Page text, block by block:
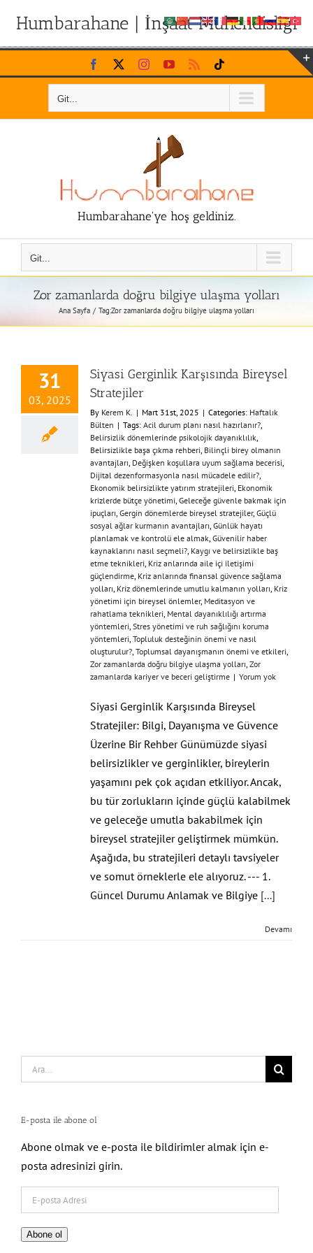
Humbarahane | İnşaat Mühendisliği
Skip
to
Facebook InstagramYouTubeRss
Git...
Humbarahane'ye hoş geldiniz.
Git...
Zor zamanlarda doğru bilgiye ulaşma yolları
Ana Sayfa Tag:Zor zamanlarda doğru bilgiye ulaşma yolları
31
03, 2025
Siyasi Gerginlik Karşısında Bireysel
Stratejiler
By Kerem K. | Mart 31st, 2025 | Categories: Haftalık
Bülten | Tags: Acil durum planı nasıl hazırlanır?,
Belirsizlik dönemlerinde psikolojik dayanıklılık,
Belirsizlikle başa çıkma rehberi, Bilinçli birey olmanın
avantajları, Değişken koşullara uyum sağlama becerisi,
Dijital dezenformasyonla nasıl mücadele edilir?,
Ekonomik belirsizlikte yatırım stratejileri, Ekonomik
krizlerde bütçe yönetimi, Geleceğe güvenle bakmak için
ipuçları, Gergin dönemlerde bireysel stratejiler, Güçlü
sosyal ağlar kurmanın avantajları, Günlük hayatı
planlamak ve kontrolü ele almak, Güvenilir haber
kaynaklarını nasıl seçmeli?, Kaygı ve belirsizlikle baş
etme teknikleri, Kriz anlarında aile içi iletişimi
güçlendirme, Kriz anlarında finansal güvence sağlama
yolları, Kriz dönemlerinde umutlu kalmanın yolları, Kriz
yönetimi için bireysel önlemler, Meditasyon ve
rahatlama teknikleri, Mental dayanıklılığı artırma
yöntemleri, Stres yönetimi ve ruh sağlığını koruma
yöntemleri, Topluluk desteğinin önemi ve nasıl
oluşturulur?, Toplumsal dayanışmanın önemi ve etkileri,
Zor zamanlarda doğru bilgiye ulaşma yolları, Zor
zamanlarda kariyer ve beceri geliştirme | Yorum yok
Siyasi Gerginlik Karşısında Bireysel
Stratejiler: Bilgi, Dayanışma ve Güvence
Üzerine Bir Rehber Günümüzde siyasi
belirsizlikler ve gerginlikler, bireylerin
yaşamını pek çok açıdan etkiliyor. Ancak,
bu tür zorlukların içinde güçlü kalabilmek
ve geleceğe umutla bakabilmek için
bireysel stratejiler geliştirmek mümkün.
Aşağıda, bu stratejileri detaylı tavsiyeler
ve somut örneklerle ele alıyoruz. --- 1.
Güncel Durumu Anlamak ve Bilgiye [...]
Devamı
Search
for:
E-posta ile abone ol
Abone olmak ve e-posta ile bildirimler almak için e-
posta adresinizi girin.
posta
Adresi
Abone ol